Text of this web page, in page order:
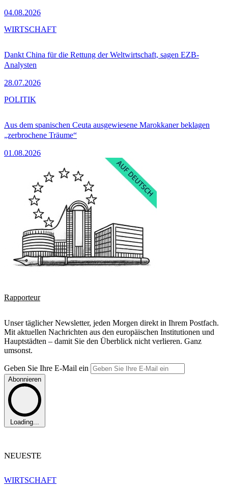
04.08.2026
Dankt China für die Rettung der Weltwirtschaft, sagen EZB-
Analysten
28.07.2026
WIRTSCHAFT
Aus dem spanischen Ceuta ausgewiesene Marokkaner beklagen
„zerbrochene Träume“
01.08.2026
POLITIK
Rapporteur
Unser täglicher Newsletter, jeden Morgen direkt in Ihrem Postfach.
Mit aktuellen Nachrichten aus den europäischen Institutionen und
Hauptstädten – damit Sie den Überblick nicht verlieren. Ganz
umsonst.
Geben Sie Ihre E-Mail ein
Abonnieren
Loading...
NEUESTE
WIRTSCHAFT